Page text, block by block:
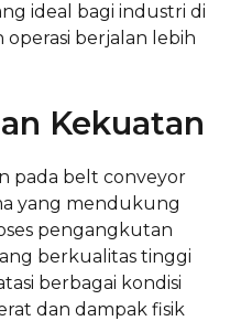
ideal bagi industri di
operasi berjalan lebih
Kekuatan
pada belt conveyor
yang mendukung
pengangkutan
berkualitas tinggi
berbagai kondisi
dan dampak fisik